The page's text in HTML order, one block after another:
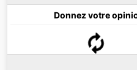
Donnez votre